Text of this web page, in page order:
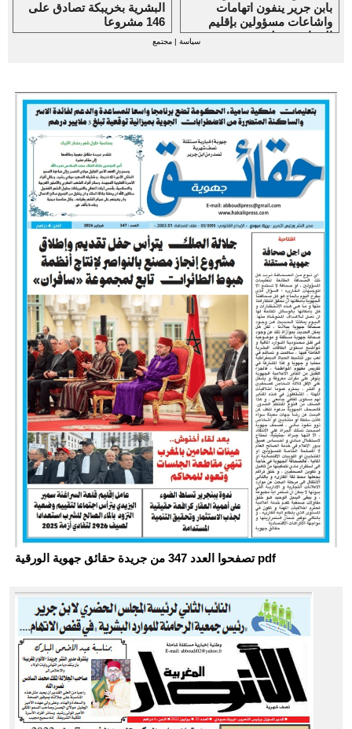
تصفحوا العدد 347 من جريدة حقائق جهوية الورقية pdf
البشرية بخريبكة تصادق على
146 مشروعا
بابن جرير ينفون اتهامات
واشاعات مسؤولين بإقليم
الرحامنة حولهم
سياسة |مجتمع